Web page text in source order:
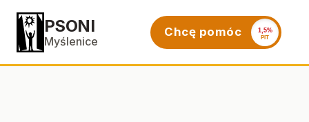
PSONI
Myślenice
Chcę pomóc 1,5%
PIT